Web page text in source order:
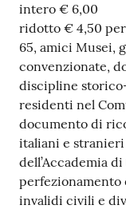
c
i
o
n
l
i
n
e
A
N
P
intero € 6,00
ridotto € 4,50 per
65, amici Musei,
convenzionate,
discipline
residenti nel
documento di
italiani e
dell’Accademia
perfezionamento
invalidi civili e